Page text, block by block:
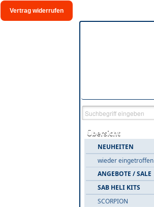
Vertrag widerrufen
Übersicht
NEUHEITEN
wieder eingetroffen
ANGEBOTE / SALE
SAB HELI KITS
SCORPION